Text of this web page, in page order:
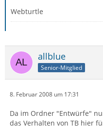
Webturtle
allblue
Senior-Mitglied
8. Februar 2008 um 17:31
Da im Ordner "Entwürfe"
das Verhalten von TB hier